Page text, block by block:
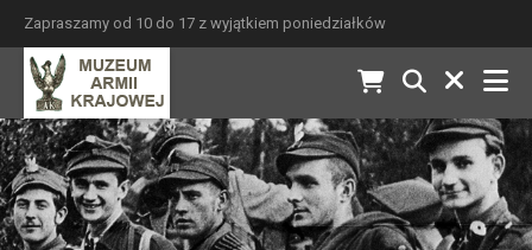
Zapraszamy od 10 do 17 z wyjątkiem poniedziałków